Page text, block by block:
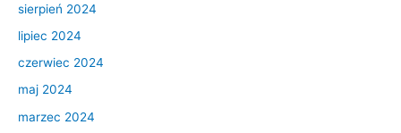
sierpień 2024
lipiec 2024
czerwiec 2024
maj 2024
marzec 2024